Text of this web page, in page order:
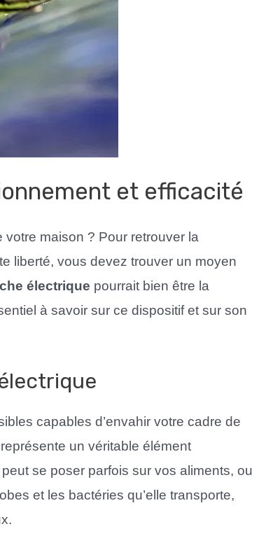
et efficacité
maison ? Pour retrouver la
liberté, vous devez trouver un moyen
électrique pourrait bien être la
à savoir sur ce dispositif et sur son
capables d’envahir votre cadre de
un véritable élément
se poser parfois sur vos aliments, ou
et les bactéries qu’elle transporte,